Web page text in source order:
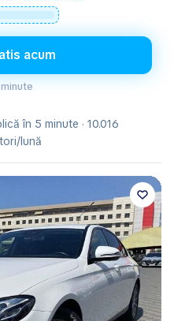
acum
în 5 minute · 10.016
lună